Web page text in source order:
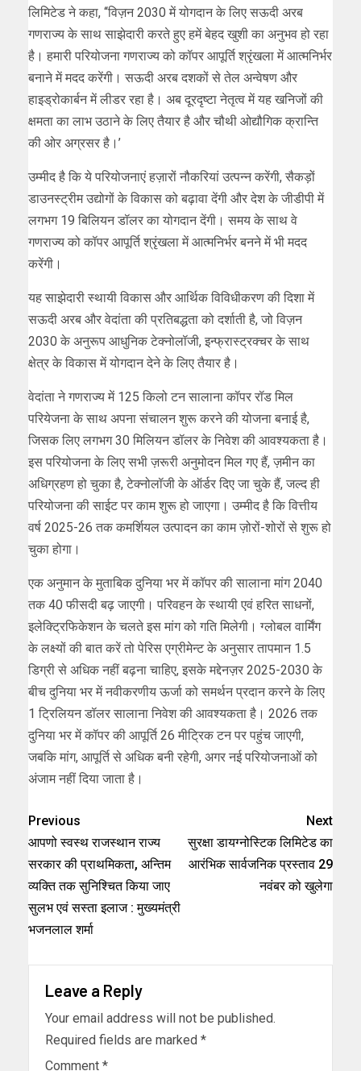
लिमिटेड ने कहा, ‘‘विज़न 2030 में योगदान के लिए सऊदी अरब
गणराज्य के साथ साझेदारी करते हुए हमें बेहद खुशी का अनुभव हो रहा
है। हमारी परियोजना गणराज्य को कॉपर आपूर्ति श्रृंखला में आत्मनिर्भर
बनाने में मदद करेंगी। सऊदी अरब दशकों से तेल अन्वेषण और
हाइड्रोकार्बन में लीडर रहा है। अब दूरदृष्टा नेतृत्व में यह खनिजों की
क्षमता का लाभ उठाने के लिए तैयार है और चौथी ओद्यौगिक क्रान्ति
की ओर अग्रसर है।’
उम्मीद है कि ये परियोजनाएं हज़ारों नौकरियां उत्पन्न करेंगी, सैकड़ों
डाउनस्ट्रीम उद्योगों के विकास को बढ़ावा देंगी और देश के जीडीपी में
लगभग 19 बिलियन डॉलर का योगदान देंगी। समय के साथ वे
गणराज्य को कॉपर आपूर्ति श्रृंखला में आत्मनिर्भर बनने में भी मदद
करेंगी।
यह साझेदारी स्थायी विकास और आर्थिक विविधीकरण की दिशा में
सऊदी अरब और वेदांता की प्रतिबद्धता को दर्शाती है, जो विज़न
2030 के अनुरूप आधुनिक टेक्नोलॉजी, इन्फ्रास्ट्रक्चर के साथ
क्षेत्र के विकास में योगदान देने के लिए तैयार है।
वेदांता ने गणराज्य में 125 किलो टन सालाना कॉपर रॉड मिल
परियेजना के साथ अपना संचालन शुरू करने की योजना बनाई है,
जिसक लिए लगभग 30 मिलियन डॉलर के निवेश की आवश्यकता है।
इस परियोजना के लिए सभी ज़रूरी अनुमोदन मिल गए हैं, ज़मीन का
अधिग्रहण हो चुका है, टेक्नोलॉजी के ऑर्डर दिए जा चुके हैं, जल्द ही
परियोजना की साईट पर काम शुरू हो जाएगा। उम्मीद है कि वित्तीय
वर्ष 2025-26 तक कमर्शियल उत्पादन का काम ज़ोरों-शोरों से शुरू हो
चुका होगा।
एक अनुमान के मुताबिक दुनिया भर में कॉपर की सालाना मांग 2040
तक 40 फीसदी बढ़ जाएगी। परिवहन के स्थायी एवं हरित साधनों,
इलेक्ट्रिफिकेशन के चलते इस मांग को गति मिलेगी। ग्लोबल वार्मिंग
के लक्ष्यों की बात करें तो पेरिस एग्रीमेन्ट के अनुसार तापमान 1.5
डिग्री से अधिक नहीं बढ़ना चाहिए, इसके मद्देनज़र 2025-2030 के
बीच दुनिया भर में नवीकरणीय ऊर्जा को समर्थन प्रदान करने के लिए
1 ट्रिलियन डॉलर सालाना निवेश की आवश्यकता है। 2026 तक
दुनिया भर में कॉपर की आपूर्ति 26 मीट्रिक टन पर पहुंच जाएगी,
जबकि मांग, आपूर्ति से अधिक बनी रहेगी, अगर नई परियोजनाओं को
अंजाम नहीं दिया जाता है।
Previous
आपणो स्वस्थ राजस्थान राज्य
सरकार की प्राथमिकता, अन्तिम
व्यक्ति तक सुनिश्चित किया जाए
सुलभ एवं सस्ता इलाज : मुख्यमंत्री
भजनलाल शर्मा
Next
सुरक्षा डायग्नोस्टिक लिमिटेड का
आरंभिक सार्वजनिक प्रस्ताव 29
नवंबर को खुलेगा
Leave a Reply
Your email address will not be published.
Required fields are marked *
Comment *